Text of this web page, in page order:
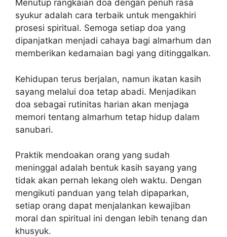
Menutup rangkaian doa dengan penuh rasa
syukur adalah cara terbaik untuk mengakhiri
prosesi spiritual. Semoga setiap doa yang
dipanjatkan menjadi cahaya bagi almarhum dan
memberikan kedamaian bagi yang ditinggalkan.
Kehidupan terus berjalan, namun ikatan kasih
sayang melalui doa tetap abadi. Menjadikan
doa sebagai rutinitas harian akan menjaga
memori tentang almarhum tetap hidup dalam
sanubari.
Praktik mendoakan orang yang sudah
meninggal adalah bentuk kasih sayang yang
tidak akan pernah lekang oleh waktu. Dengan
mengikuti panduan yang telah dipaparkan,
setiap orang dapat menjalankan kewajiban
moral dan spiritual ini dengan lebih tenang dan
khusyuk.